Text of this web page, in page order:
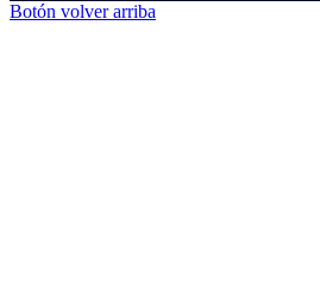
Botón volver arriba